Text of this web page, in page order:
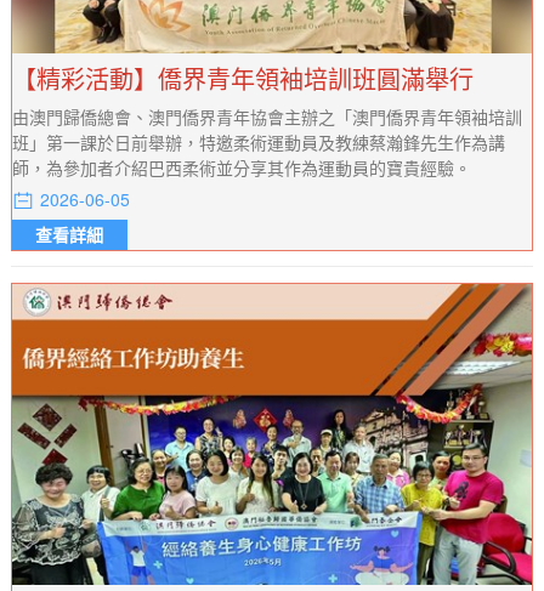
【精彩活動】僑界青年領袖培訓班圓滿舉行
由澳門歸僑總會、澳門僑界青年協會主辦之「澳門僑界青年領袖培訓
班」第一課於日前舉辦，特邀柔術運動員及教練蔡瀚鋒先生作為講
師，為參加者介紹巴西柔術並分享其作為運動員的寶貴經驗。
2026-06-05
查看詳細